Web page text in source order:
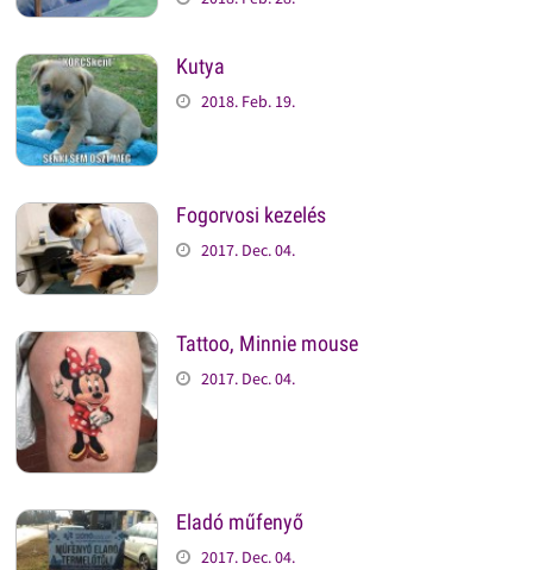
Kutya
2018. Feb. 19.
Fogorvosi kezelés
2017. Dec. 04.
Tattoo, Minnie mouse
2017. Dec. 04.
Eladó műfenyő
2017. Dec. 04.